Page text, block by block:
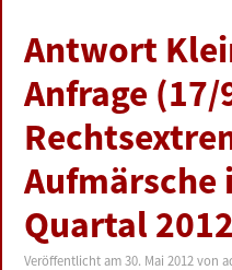
BUNDESTAG
PRESSE
ZUR PERSON
LINKS
Antwort
Anfrage (17/
Aufmärsche
Quartal 2012
Veröffentlicht am30. Mai 2012 von